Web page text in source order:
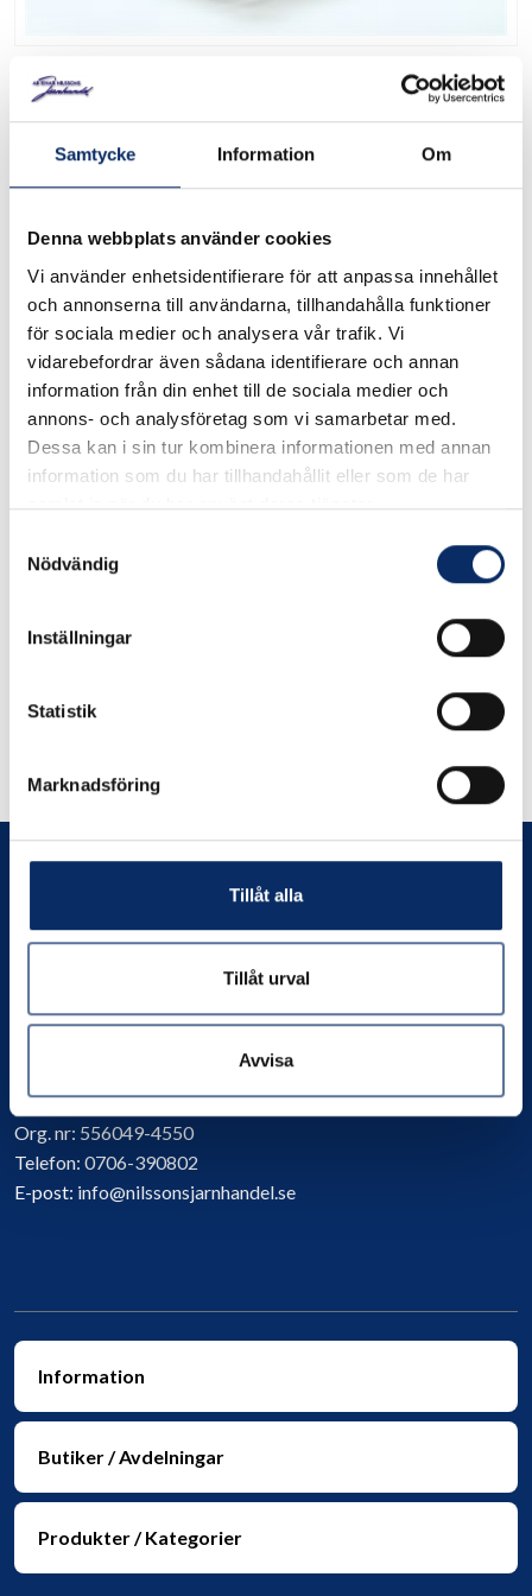
Samtycke Information Om
Denna webbplats använder cookies
Vi använder enhetsidentifierare för att anpassa innehållet
och annonserna till användarna, tillhandahålla funktioner
för sociala medier och analysera vår trafik. Vi
vidarebefordrar även sådana identifierare och annan
information från din enhet till de sociala medier och
annons- och analysföretag som vi samarbetar med.
Dessa kan i sin tur kombinera informationen med annan
information som du har tillhandahållit eller som de har
samlat in när du har använt deras tjänster.
Nödvändig
Inställningar
Statistik
Marknadsföring
Tillåt alla
Tillåt urval
Avvisa
Värmefördelningsset till
KEG 5000
Art. nr: KA5533
Värmespridningsset, emaljerat. För indirekt och jämn värme
och tillsättande av ex. vätskor och flis för smaksättning.
Passar med KA5555 Quick Grip KEG handtag. LxBxH:
40x40x (inkl. handtag) x10cm.
Antal
799kr
Liknande produkter
Andra har även tittat på
Org. nr: 556049-4550
Telefon: 0706-390802
E-post: info@nilssonsjarnhandel.se
Information
Butiker / Avdelningar
Produkter / Kategorier